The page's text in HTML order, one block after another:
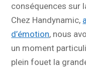
conséquences sur
Chez Handynamic,
d’émotion, nous
un moment
plein fouet la